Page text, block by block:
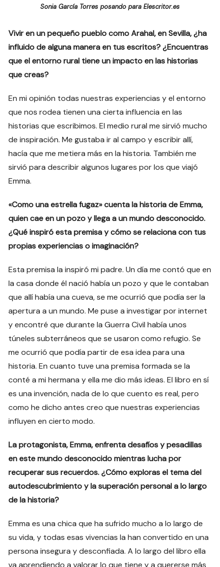
Sonia García Torres posando para Elescritor.es
Vivir en un pequeño pueblo como Arahal, en Sevilla, ¿ha
influido de alguna manera en tus escritos? ¿Encuentras
que el entorno rural tiene un impacto en las historias
que creas?
En mi opinión todas nuestras experiencias y el entorno
que nos rodea tienen una cierta influencia en las
historias que escribimos. El medio rural me sirvió mucho
de inspiración. Me gustaba ir al campo y escribir allí,
hacía que me metiera más en la historia. También me
sirvió para describir algunos lugares por los que viajó
Emma.
«Como una estrella fugaz» cuenta la historia de Emma,
quien cae en un pozo y llega a un mundo desconocido.
¿Qué inspiró esta premisa y cómo se relaciona con tus
propias experiencias o imaginación?
Esta premisa la inspiró mi padre. Un día me contó que en
la casa donde él nació había un pozo y que le contaban
que allí había una cueva, se me ocurrió que podía ser la
apertura a un mundo. Me puse a investigar por internet
y encontré que durante la Guerra Civil había unos
túneles subterráneos que se usaron como refugio. Se
me ocurrió que podía partir de esa idea para una
historia. En cuanto tuve una premisa formada se la
conté a mi hermana y ella me dio más ideas. El libro en sí
es una invención, nada de lo que cuento es real, pero
como he dicho antes creo que nuestras experiencias
influyen en cierto modo.
La protagonista, Emma, enfrenta desafíos y pesadillas
en este mundo desconocido mientras lucha por
recuperar sus recuerdos. ¿Cómo exploras el tema del
autodescubrimiento y la superación personal a lo largo
de la historia?
Emma es una chica que ha sufrido mucho a lo largo de
su vida, y todas esas vivencias la han convertido en una
persona insegura y desconfiada. A lo largo del libro ella
va aprendiendo a valorar lo que tiene y a quererse más